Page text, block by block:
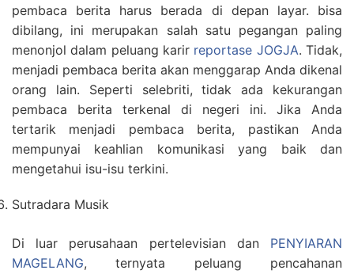
pembaca berita harus berada di depan layar. bisa
dibilang, ini merupakan salah satu pegangan paling
menonjol dalam peluang karir reportase JOGJA. Tidak,
menjadi pembaca berita akan menggarap Anda dikenal
orang lain. Seperti selebriti, tidak ada kekurangan
pembaca berita terkenal di negeri ini. Jika Anda
tertarik menjadi pembaca berita, pastikan Anda
mempunyai keahlian komunikasi yang baik dan
mengetahui isu-isu terkini.
Sutradara Musik
Di luar perusahaan pertelevisian dan PENYIARAN
MAGELANG, ternyata peluang pencahanan